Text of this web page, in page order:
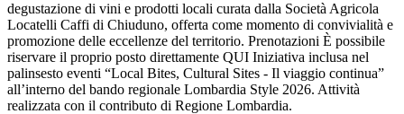
degustazione di vini e prodotti locali curata dalla Società Agricola
Locatelli Caffi di Chiuduno, offerta come momento di convivialità e
promozione delle eccellenze del territorio. Prenotazioni È possibile
riservare il proprio posto direttamente QUI Iniziativa inclusa nel
palinsesto eventi “Local Bites, Cultural Sites - Il viaggio continua”
all’interno del bando regionale Lombardia Style 2026. Attività
realizzata con il contributo di Regione Lombardia.